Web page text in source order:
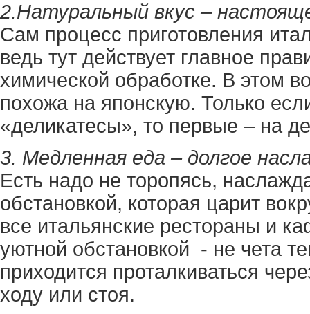
2.Натуральный вкус –
Сам процесс приготовления
ведь тут действует главное
химической обработке. В этом
похожа на японскую. Только
«деликатесы», то первые – на
3. Медленная еда – долгое
Есть надо не торопясь,
обстановкой, которая царит
все итальянские рестораны и
уютной обстановкой - не чета
приходится проталкиваться
ходу или стоя.